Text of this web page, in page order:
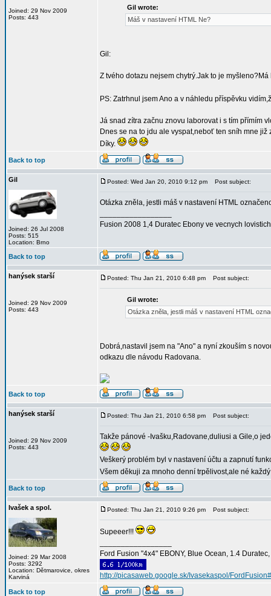
Joined: 29 Nov 2009
Posts: 443
Gil wrote:
Máš v nastavení HTML Ne?
Gil:
Z tvého dotazu nejsem chytrý.Jak to je
PS: Zatrhnul jsem Ano a v náhledu příspěvku
Já snad zítra začnu znovu laborovat i s tím přímím
Dnes se na to jdu ale vyspat,neboť ten sníh mne již
Díky.
Back to top
Gil
Joined: 26 Jul 2008
Posts: 515
Location: Brno
Posted: Wed Jan 20, 2010 9:12 pm Post subject:
Otázka zněla, jestli máš v nastavení HTML
Fusion 2008 1,4 Duratec Ebony ve vecnych lovistich
Back to top
hanýsek starší
Joined: 29 Nov 2009
Posts: 443
Posted: Thu Jan 21, 2010 6:48 pm Post subject:
Gil wrote:
Otázka zněla, jestli máš v nastavení HTML
Dobrá,nastavil jsem na "Ano" a nyní zkouším s
odkazu dle návodu Radovana.
Back to top
hanýsek starší
Joined: 29 Nov 2009
Posts: 443
Posted: Thu Jan 21, 2010 6:58 pm Post subject:
Takže pánové -Ivašku,Radovane,duliusi a Gile,o
Veškerý problém byl v nastavení účtu a zapnutí
Všem děkuji za mnoho denní trpělivost,ale né
Back to top
Ivašek a spol.
Joined: 29 Mar 2008
Posts: 3292
Location: Dětmarovice, okres
Karviná
Posted: Thu Jan 21, 2010 9:26 pm Post subject:
Supeeer!!!
Ford Fusion "4x4" EBONY, Blue Ocean, 1.4
http://picasaweb.google.sk/Ivasekaspol/FordFusion#
Back to top